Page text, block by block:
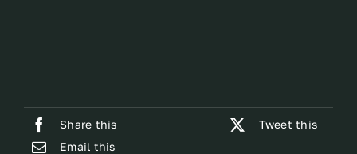
Share this
Tweet this
Email this